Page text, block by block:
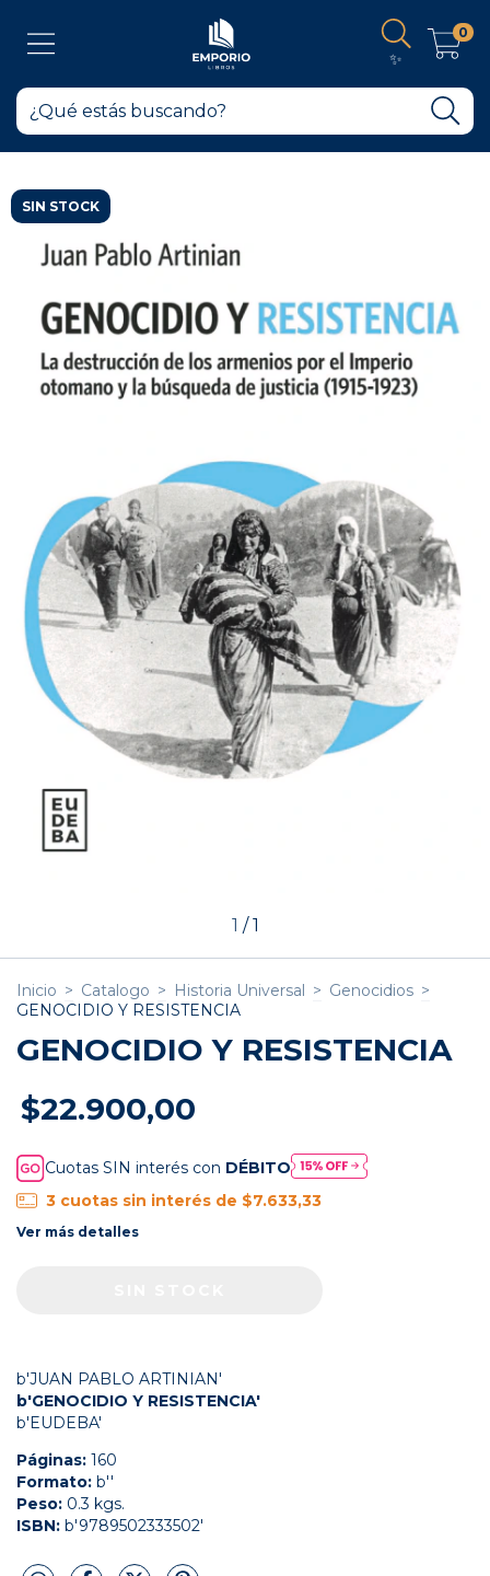
✨
0
SIN STOCK
1 /1
Inicio > Catalogo > Historia Universal > Genocidios >
GENOCIDIO Y RESISTENCIA
GENOCIDIO Y RESISTENCIA
$22.900,00
Cuotas SIN interés con DÉBITO
3 cuotas sin interés de $7.633,33
Ver más detalles
b'JUAN PABLO ARTINIAN'
b'GENOCIDIO Y RESISTENCIA'
b'EUDEBA'
Páginas: 160
Formato: b''
Peso: 0.3 kgs.
ISBN: b'9789502333502'